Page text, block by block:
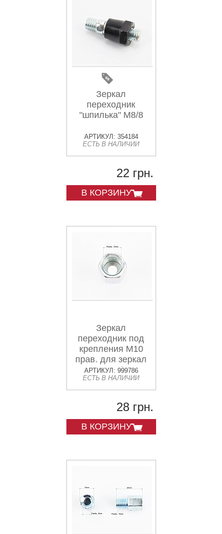
Зеркал
переходник
"шпилька" М8/8
АРТИКУЛ: 354184
ЕСТЬ В НАЛИЧИИ
22 грн.
В КОРЗИНУ
Зеркал
переходник под
крепления М10
прав. для зеркал
М10 лев. (одна
сторона)
АРТИКУЛ: 999786
ЕСТЬ В НАЛИЧИИ
28 грн.
В КОРЗИНУ